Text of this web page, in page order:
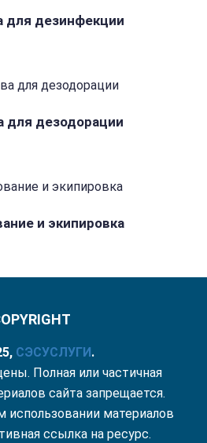
для дезинфекции
для дезодорации
и экипировка
СЭСУСЛУГИ.
Полная или частичная
сайта запрещается.
использовании материалов
ссылка на ресурс.